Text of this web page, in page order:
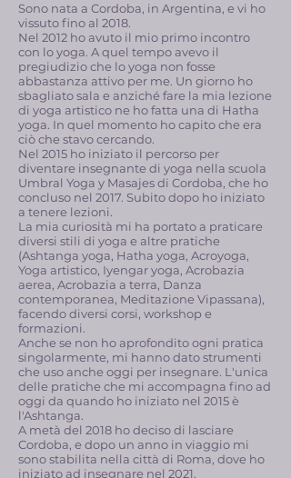
Sono nata a Cordoba, in Argentina, e vi ho
vissuto fino al 2018.
Nel 2012 ho avuto il mio primo incontro
con lo yoga. A quel tempo avevo il
pregiudizio che lo yoga non fosse
abbastanza attivo per me. Un giorno ho
sbagliato sala e anziché fare la mia lezione
di yoga artistico ne ho fatta una di Hatha
yoga. In quel momento ho capito che era
ciò che stavo cercando.
Nel 2015 ho iniziato il percorso per
diventare insegnante di yoga nella scuola
Umbral Yoga y Masajes di Cordoba, che ho
concluso nel 2017. Subito dopo ho iniziato
a tenere lezioni.
La mia curiosità mi ha portato a praticare
diversi stili di yoga e altre pratiche
(Ashtanga yoga, Hatha yoga, Acroyoga,
Yoga artistico, Iyengar yoga, Acrobazia
aerea, Acrobazia a terra, Danza
contemporanea, Meditazione Vipassana),
facendo diversi corsi, workshop e
formazioni.
Anche se non ho aprofondito ogni pratica
singolarmente, mi hanno dato strumenti
che uso anche oggi per insegnare. L'unica
delle pratiche che mi accompagna fino ad
oggi da quando ho iniziato nel 2015 è
l'Ashtanga.
A metà del 2018 ho deciso di lasciare
Cordoba, e dopo un anno in viaggio mi
sono stabilita nella città di Roma, dove ho
iniziato ad insegnare nel 2021.